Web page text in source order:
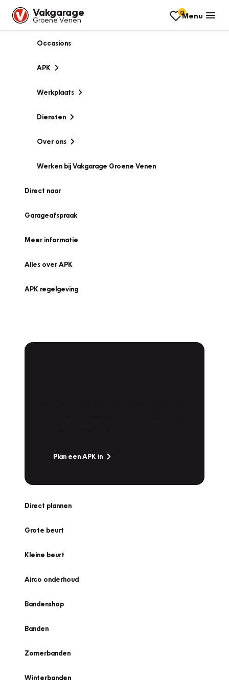
Vakgarage
Groene Venen
0Menu
Occasions
APK
Werkplaats
Diensten
Over ons
Werken bij Vakgarage Groene Venen
Direct naar
Garageafspraak
Meer informatie
Alles over APK
APK regelgeving
Plan een APK in
Direct plannen
Grote beurt
Kleine beurt
Airco onderhoud
Bandenshop
Banden
Zomerbanden
Winterbanden